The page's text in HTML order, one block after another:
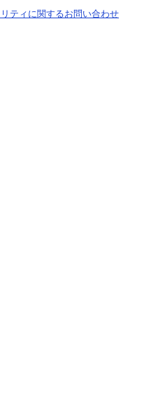
ティに関するお問い合わせ